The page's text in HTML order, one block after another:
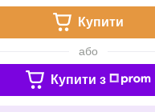
Купити
або
Купити з